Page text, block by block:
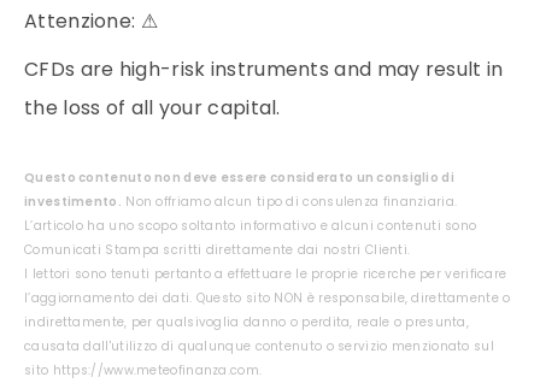
Attenzione: ⚠
CFDs are high-risk instruments and may result in
the loss of all your capital.
Questo contenuto non deve essere considerato un consiglio di
investimento. Non offriamo alcun tipo di consulenza finanziaria.
L’articolo ha uno scopo soltanto informativo e alcuni contenuti sono
Comunicati Stampa scritti direttamente dai nostri Clienti.
I lettori sono tenuti pertanto a effettuare le proprie ricerche per verificare
l’aggiornamento dei dati. Questo sito NON è responsabile, direttamente o
indirettamente, per qualsivoglia danno o perdita, reale o presunta,
causata dall'utilizzo di qualunque contenuto o servizio menzionato sul
sito https://www.meteofinanza.com.